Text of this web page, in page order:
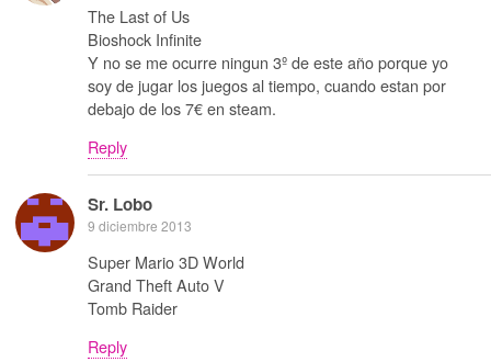
The Last of Us
Bioshock Infinite
Y no se me ocurre ningun 3º de este año porque yo
soy de jugar los juegos al tiempo, cuando estan por
debajo de los 7€ en steam.
Reply
Sr. Lobo
9 diciembre 2013
Super Mario 3D World
Grand Theft Auto V
Tomb Raider
Reply